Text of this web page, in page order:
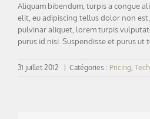
Aliquam bibendum, turpis a congue
elit, eu adipiscing tellus dolor non
pulvinar aliquet, lorem turpis
purus id nisi. Suspendisse et purus
31 juillet 2012 Catégories : Pricing,